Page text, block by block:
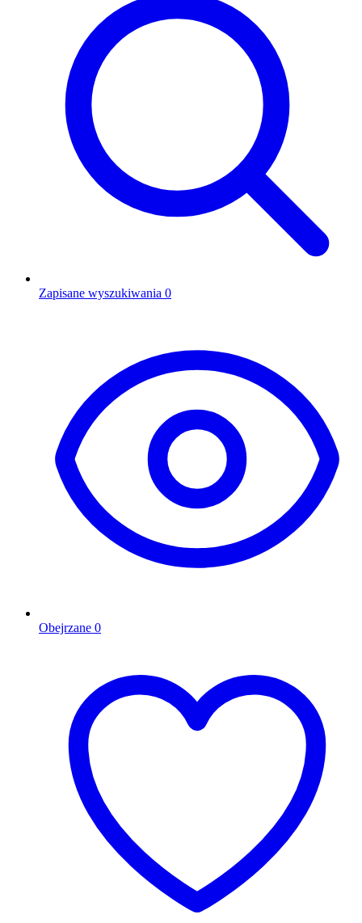
Zapisane wyszukiwania 0
Obejrzane 0